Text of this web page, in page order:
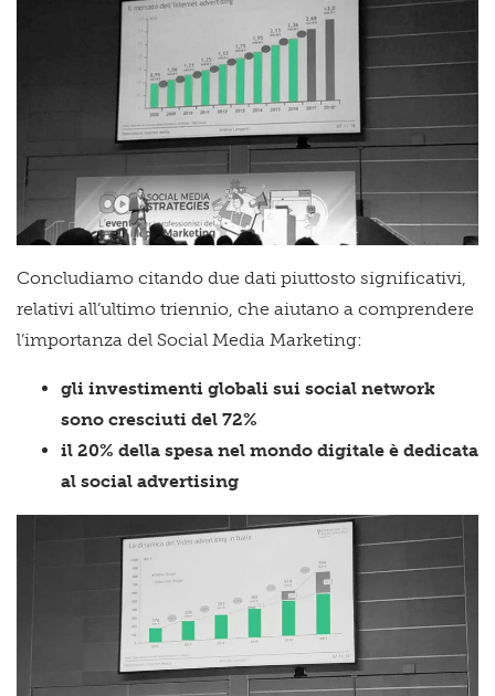
Concludiamo citando due dati piuttosto significativi,
relativi all’ultimo triennio, che aiutano a comprendere
l’importanza del Social Media Marketing:
gli investimenti globali sui social network
sono cresciuti del 72%
il 20% della spesa nel mondo digitale è dedicata
al social advertising